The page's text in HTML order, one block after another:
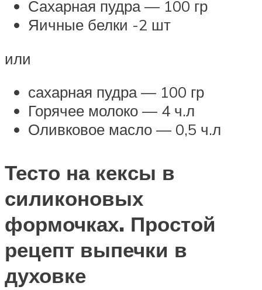
Сахарная пудра — 100 гр
Яичные белки -2 шт
или
сахарная пудра — 100 гр
Горячее молоко — 4 ч.л
Оливковое масло — 0,5 ч.л
Тесто на кексы в
силиконовых
формочках. Простой
рецепт выпечки в
духовке